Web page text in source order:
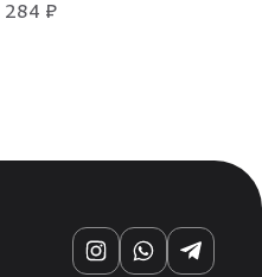
284 ₽
InstagramWhatsApp